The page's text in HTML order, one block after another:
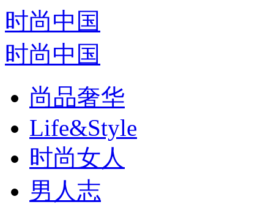
时尚中国
时尚中国
尚品奢华
Life&Style
时尚女人
男人志